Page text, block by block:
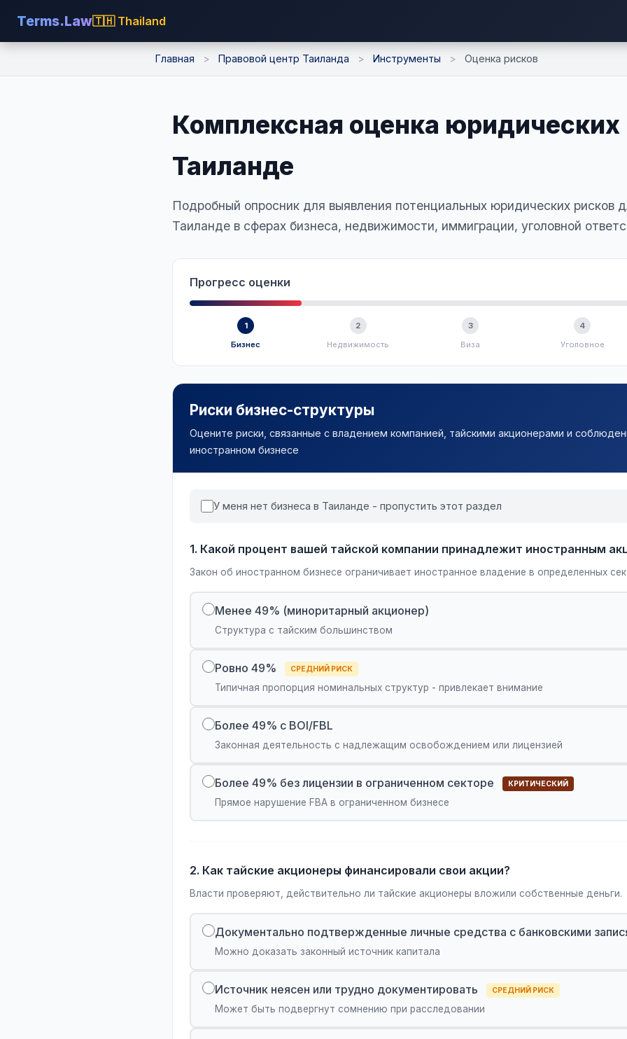
Terms.Law🇹🇭 Thailand
Главная > Правовой центр Таиланда > Инструменты > Оценка рисков
Комплексная оценка юридических
Таиланде
Подробный опросник для выявления потенциальных юридических рисков
Таиланде в сферах бизнеса, недвижимости, иммиграции, уголовной
Прогресс оценки
1
Бизнес
2
Недвижимость
3
Виза
4
Уголовное
Риски бизнес-структуры
Оцените риски, связанные с владением компанией, тайскими акционерами и
иностранном бизнесе
У меня нет бизнеса в Таиланде - пропустить этот раздел
1. Какой процент вашей тайской компании принадлежит иностранным
Закон об иностранном бизнесе ограничивает иностранное владение в определенных
Менее 49% (миноритарный акционер)
Структура с тайским большинством
Ровно 49% СРЕДНИЙ РИСК
Типичная пропорция номинальных структур - привлекает внимание
Более 49% с BOI/FBL
Законная деятельность с надлежащим освобождением или лицензией
Более 49% без лицензии в ограниченном секторе КРИТИЧЕСКИЙ
Прямое нарушение FBA в ограниченном бизнесе
2. Как тайские акционеры финансировали свои акции?
Власти проверяют, действительно ли тайские акционеры вложили собственные деньги.
Документально подтвержденные личные средства с банковскими
Можно доказать законный источник капитала
Источник неясен или трудно документировать СРЕДНИЙ РИСК
Может быть подвергнут сомнению при расследовании